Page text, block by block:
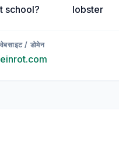
school? lobster
वेबसाइट / डोमेन
einrot.com